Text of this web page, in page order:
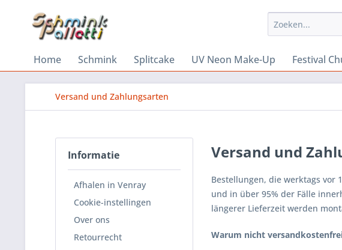
Home Schmink Splitcake UV Neon Make-Up Festival
Versand und Zahlungsarten
Informatie
Afhalen in Venray
Cookie-instellingen
Over ons
Retourrecht
Versand und
Bestellungen, die werktags vor
und in über 95% der Fälle
längerer Lieferzeit werden
Warum nicht